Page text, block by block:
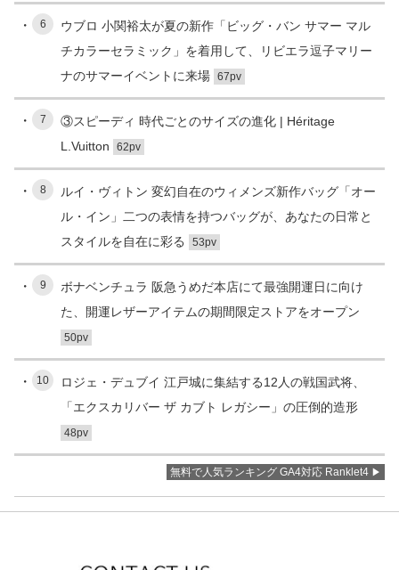
6
ウブロ 小関裕太が夏の新作「ビッグ・バン サマー マル
チカラーセラミック」を着用して、リビエラ逗子マリー
ナのサマーイベントに来場 67pv
7
③スピーディ 時代ごとのサイズの進化 | Héritage
L.Vuitton
62pv
8
ルイ・ヴィトン 変幻自在のウィメンズ新作バッグ「オー
ル・イン」二つの表情を持つバッグが、あなたの日常と
スタイルを自在に彩る
53pv
9
ボナベンチュラ 阪急うめだ本店にて最強開運日に向け
た、開運レザーアイテムの期間限定ストアをオープン
50pv
10
ロジェ・デュブイ 江戸城に集結する12人の戦国武将、
「エクスカリバー ザ カブト レガシー」の圧倒的造形
48pv
無料で人気ランキング GA4対応 Ranklet4